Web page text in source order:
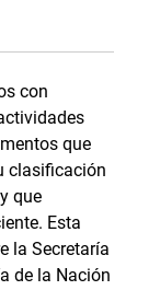
con
que
clasificación
que
Esta
la Secretaría
de la Nación